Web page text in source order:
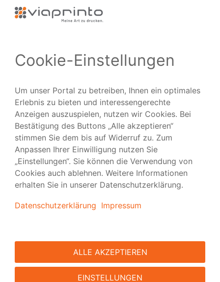
Folgen Sie uns
Presse|über viaprinto|Kontakt
viaprinto| Meine Art zu drucken.